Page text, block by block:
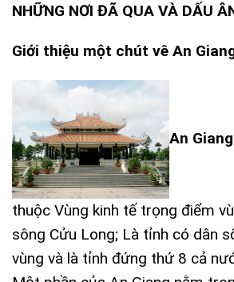
NHỮNG NƠI ĐÃ QUA VÀ DẤU
Giới thiệu một chút vê An
An Giang
thuộc Vùng kinh tế trọng điểm
sông Cửu Long; Là tỉnh có dân
vùng và là tỉnh đứng thứ 8 cả